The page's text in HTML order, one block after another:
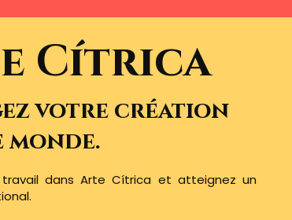
Cítrica
votre création
monde.
travail dans Arte Cítrica et atteignez un